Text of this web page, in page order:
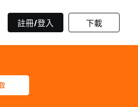
註冊/登入 下載